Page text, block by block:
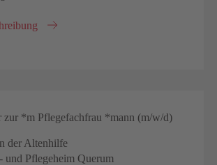
zur *m Pflegefachfrau *mann (m/w/d)
der Altenhilfe
und Pflegeheim Querum